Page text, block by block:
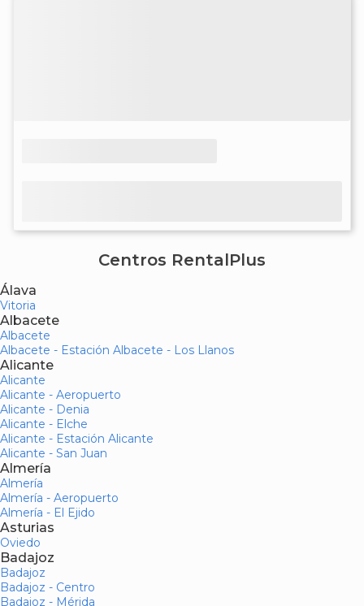
Centros RentalPlus
Álava
Vitoria
Albacete
Albacete
Albacete - Estación Albacete - Los Llanos
Alicante
Alicante
Alicante - Aeropuerto
Alicante - Denia
Alicante - Elche
Alicante - Estación Alicante
Alicante - San Juan
Almería
Almería
Almería - Aeropuerto
Almería - El Ejido
Asturias
Oviedo
Badajoz
Badajoz
Badajoz - Centro
Badajoz - Mérida